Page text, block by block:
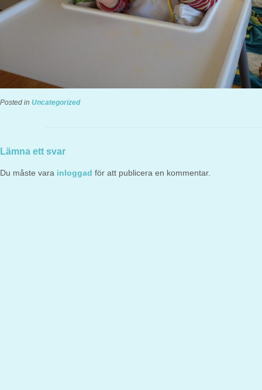
Posted in Uncategorized
Lämna ett svar
Du måste vara inloggad för att publicera en kommentar.